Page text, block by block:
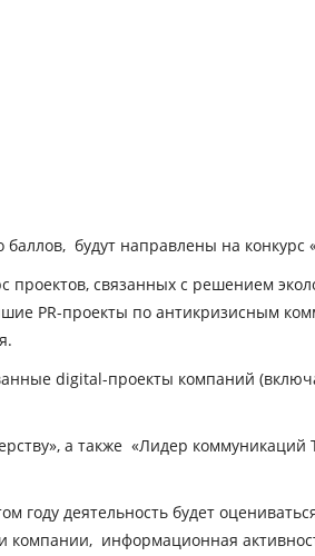
будут направлены на
связанных с решением
PR-проекты по антикризисным
digital-проекты компаний
а также «Лидер
деятельность будет
компании, информационная